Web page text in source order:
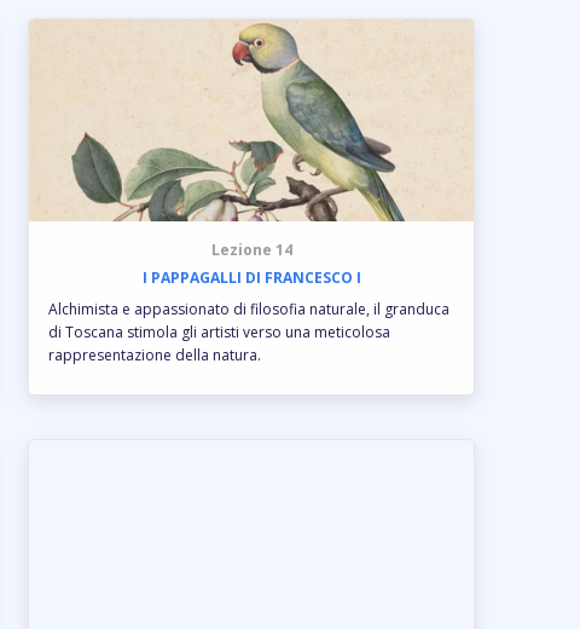
Lezione 14
I PAPPAGALLI DI FRANCESCO I
Alchimista e appassionato di filosofia naturale, il granduca
di Toscana stimola gli artisti verso una meticolosa
rappresentazione della natura.